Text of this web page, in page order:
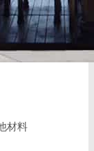
材料